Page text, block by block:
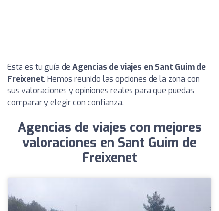
Esta es tu guía de Agencias de viajes en Sant Guim de
Freixenet. Hemos reunido las opciones de la zona con
sus valoraciones y opiniones reales para que puedas
comparar y elegir con confianza.
Agencias de viajes con mejores
valoraciones en Sant Guim de
Freixenet